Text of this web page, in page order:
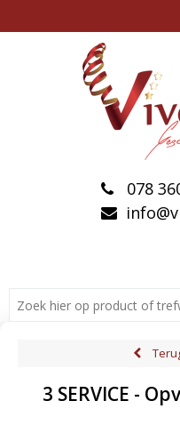
078
3 SERVICE -